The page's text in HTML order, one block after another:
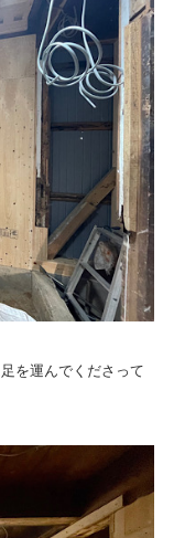
を運んでくださって